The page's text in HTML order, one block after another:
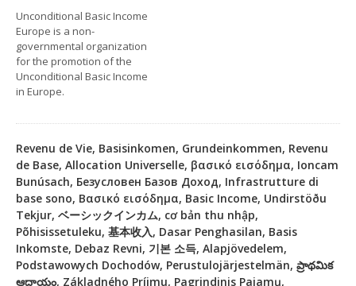
Unconditional Basic Income
Europe is a non-
governmental organization
for the promotion of the
Unconditional Basic Income
in Europe.
Revenu de Vie, Basisinkomen, Grundeinkommen, Revenu
de Base, Allocation Universelle, βασικό εισόδημα, Ioncam
Bunúsach, Безусловен Базов Доход, Infrastrutture di
base sono, Βασικό εισόδημα, Basic Income, Undirstöðu
Tekjur, ベーシックインカム, cơ bản thu nhập,
Põhisissetuleku, 基本收入, Dasar Penghasilan, Basis
Inkomste, Debaz Revni, 기본 소득, Alapjövedelem,
Podstawowych Dochodów, Perustulojärjestelmän, ప్రాథమిక
ఆదాయం, Základného Príjmu, Pagrindinis Pajamų,